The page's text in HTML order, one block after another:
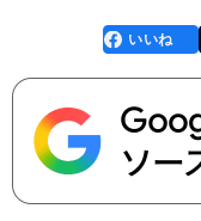
faceboo
k
いいね